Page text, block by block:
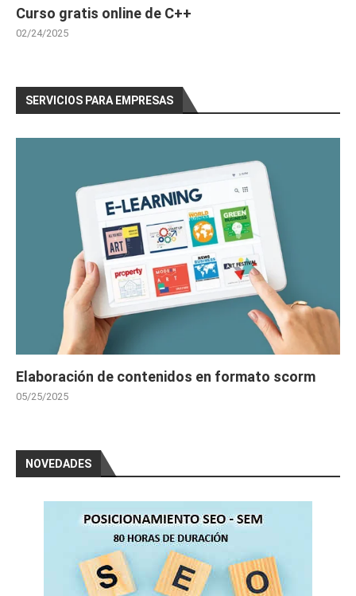
Curso gratis online de C++
02/24/2025
SERVICIOS PARA EMPRESAS
Elaboración de contenidos en formato scorm
05/25/2025
NOVEDADES